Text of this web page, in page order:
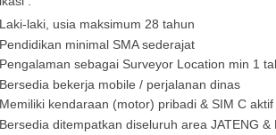
Laki-laki, usia maksimum 28 tahun
Pendidikan minimal SMA sederajat
Pengalaman sebagai Surveyor Location min 1
Bersedia bekerja mobile / perjalanan dinas
Memiliki kendaraan (motor) pribadi & SIM C aktif
Bersedia ditempatkan diseluruh area JATENG &